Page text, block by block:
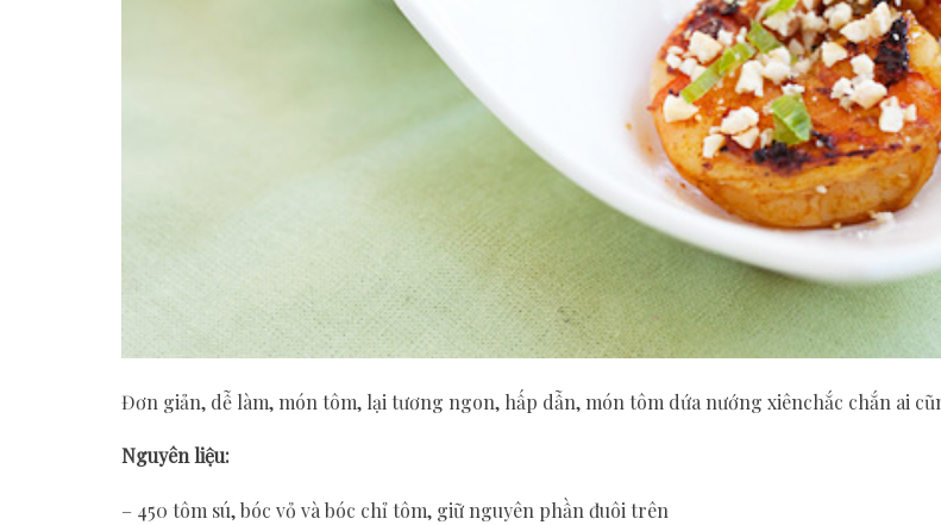
Đơn giản, dễ làm, món tôm, lại tương ngon, hấp dẫn, món tôm dứa nướng xiênchắc chắn ai
Nguyên liệu:
– 450 tôm sú, bóc vỏ và bóc chỉ tôm, giữ nguyên phần đuôi trên